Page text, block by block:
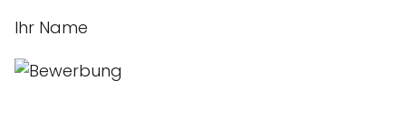
Ihr Name